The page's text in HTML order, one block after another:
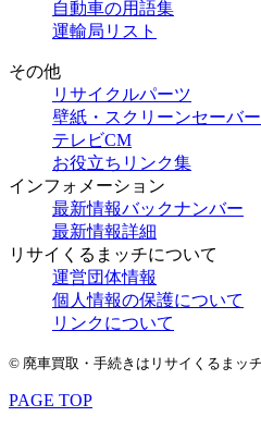
自動車の用語集
運輸局リスト
その他
リサイクルパーツ
壁紙・スクリーンセーバー
テレビCM
お役立ちリンク集
インフォメーション
最新情報バックナンバー
最新情報詳細
リサイくるまッチについて
運営団体情報
個人情報の保護について
リンクについて
© 廃車買取・手続きはリサイくるまッ
PAGE TOP